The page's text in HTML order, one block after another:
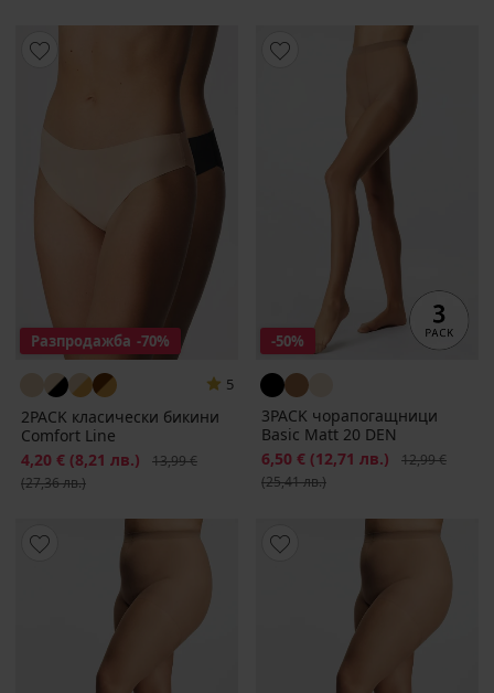
Разпродажба -70%
5
2PACK класически бикини
Comfort Line
Намаление
4,20 € (8,21 лв.) Първоначална цена
13,99 €
(27,36 лв.)
-50%
3PACK чорапогащници
Basic Matt 20 DEN
Намаление
6,50 € (12,71 лв.)
12,99 €
(25,41 лв.)